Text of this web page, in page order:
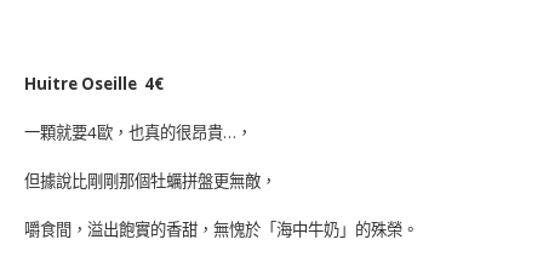
Huitre Oseille 4€
一顆就要4歐，也真的很昂貴…，
但據說比剛剛那個牡蠣拼盤更無敵，
嚼食間，溢出飽實的香甜，無愧於「海中牛奶」的殊榮。